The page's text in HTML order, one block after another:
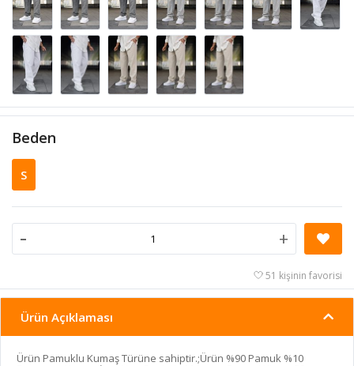
Beden
S
- +
51 kişinin favorisi
Ürün Açıklaması
Ürün Pamuklu Kumaş Türüne sahiptir.;Ürün %90 Pamuk %10